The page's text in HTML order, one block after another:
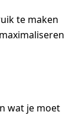
te maken
wat je moet